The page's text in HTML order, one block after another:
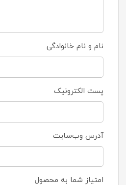
نام و نام خانوادگی
پست الکترونیک
آدرس وب‌سایت
امتیاز شما به محصول